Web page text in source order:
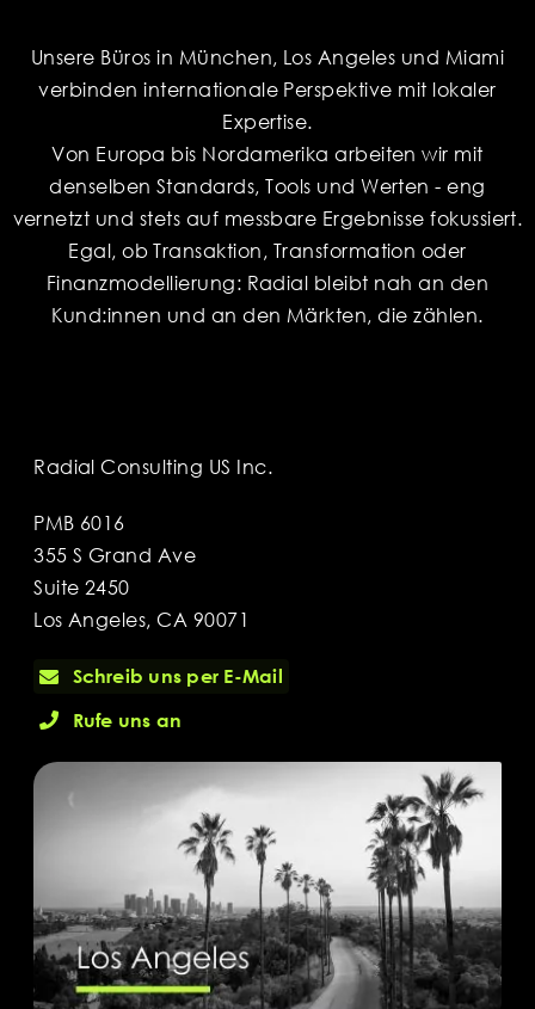
Unsere Büros in München, Los Angeles und Miami
verbinden internationale Perspektive mit lokaler
Expertise.
Von Europa bis Nordamerika arbeiten wir mit
denselben Standards, Tools und Werten - eng
vernetzt und stets auf messbare Ergebnisse fokussiert.
Egal, ob Transaktion, Transformation oder
Finanzmodellierung: Radial bleibt nah an den
Kund:innen und an den Märkten, die zählen.
Radial Consulting US Inc.
PMB 6016
355 S Grand Ave
Suite 2450
Los Angeles, CA 90071
Schreib uns per E-Mail
Rufe uns an